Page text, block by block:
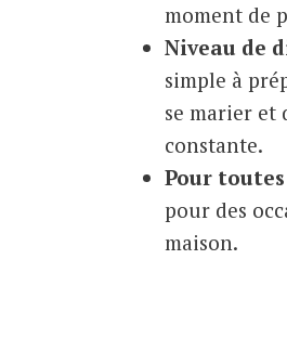
moment de
Niveau de
simple à
se marier et
constante.
Pour
pour des
maison.